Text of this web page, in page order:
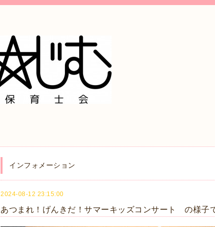
インフォメーション
2024-08-12 23:15:00
あつまれ！げんきだ！サマーキッズコンサート の様子